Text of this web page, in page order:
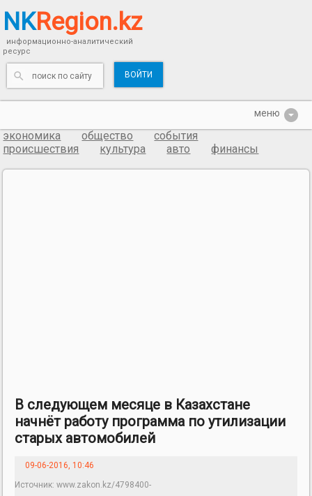
NKRegion.kz
информационно-аналитический
ресурс
ВОЙТИ
экономика общество
события
происшествия
культура авто финансы
В следующем месяце в Казахстане
начнёт работу программа по утилизации
старых автомобилей
09-06-2016, 10:46
Источник: www.zakon.kz/4798400-